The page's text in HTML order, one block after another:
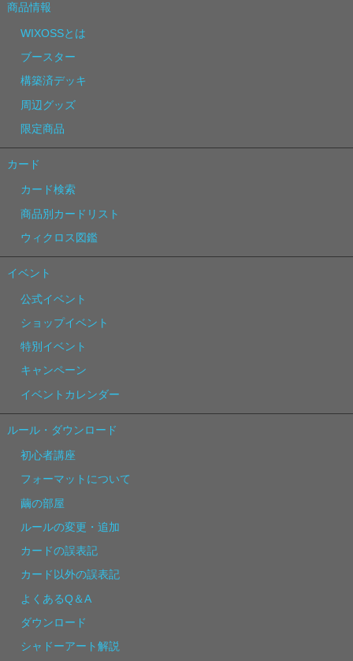
商品情報
WIXOSSとは
ブースター
構築済デッキ
周辺グッズ
限定商品
カード
カード検索
商品別カードリスト
ウィクロス図鑑
イベント
公式イベント
ショップイベント
特別イベント
キャンペーン
イベントカレンダー
ルール・ダウンロード
初心者講座
フォーマットについて
繭の部屋
ルールの変更・追加
カードの誤表記
カード以外の誤表記
よくあるQ＆A
ダウンロード
シャドーアート解説